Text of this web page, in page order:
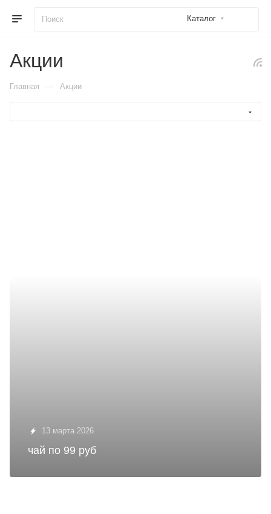
Каталог
Акции
Главная — Акции
13 марта 2026
чай по 99 руб